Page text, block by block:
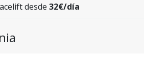
desde 32€/día